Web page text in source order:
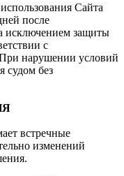
Сайта
после
исключением защиты
с
нарушении условий
судом без
встречные
изменений